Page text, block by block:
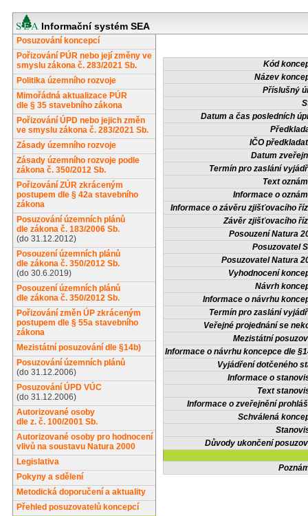
Informační systém SEA
Posuzování koncepcí
Pořizování PÚR nebo její změny ve
smyslu zákona č. 283/2021 Sb.
Politika územního rozvoje
Mimořádná aktualizace PÚR
dle § 35 stavebního zákona
Pořizování ÚPD nebo jejich změn
ve smyslu zákona č. 283/2021 Sb.
Zásady územního rozvoje
Zásady územního rozvoje podle
zákona č. 350/2012 Sb.
Pořizování ZÚR zkráceným
postupem dle § 42a stavebního
zákona
Posuzování územních plánů
dle zákona č. 183/2006 Sb.
(do 31.12.2012)
Posouzení územních plánů
dle zákona č. 350/2012 Sb.
(do 30.6.2019)
Posouzení územních plánů
dle zákona č. 350/2012 Sb.
Pořizování změn ÚP zkráceným
postupem dle § 55a stavebního
zákona
Mezistátní posuzování dle §14b)
Posuzování územních plánů
(do 31.12.2006)
Posuzování ÚPD VÚC
(do 31.12.2006)
Autorizované osoby
dle z. č. 100/2001 Sb.
Autorizované osoby pro hodnocení
vlivů na soustavu Natura 2000
Legislativa
Pokyny a sdělení
Metodická doporučení a aktuality
Přehled posuzovatelů koncepcí
Kód
Název
Příslušný
Datum a čas posledních
IČO
Datum
Termín pro zaslání
Text
Informace o
Informace o závěru zjišťovacího
Závěr zjišťovacího
Posouzení Natura
Posuzovatel
Posuzovatel Natura
Vyhodnocení
Návrh
Informace o návrhu
Termín pro zaslání
Veřejné projednání se
Mezistátní
Informace o návrhu koncepce dle
Vyjádření dotčeného
Informace o
Text
Informace o zveřejnění
Schválená
Důvody ukončení